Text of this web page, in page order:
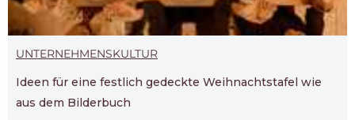
UNTERNEHMENSKULTUR
Ideen für eine festlich gedeckte Weihnachtstafel wie
aus dem Bilderbuch